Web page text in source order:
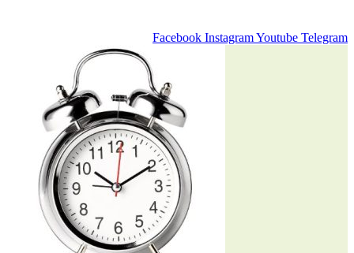
Facebook InstagramYoutube Telegram